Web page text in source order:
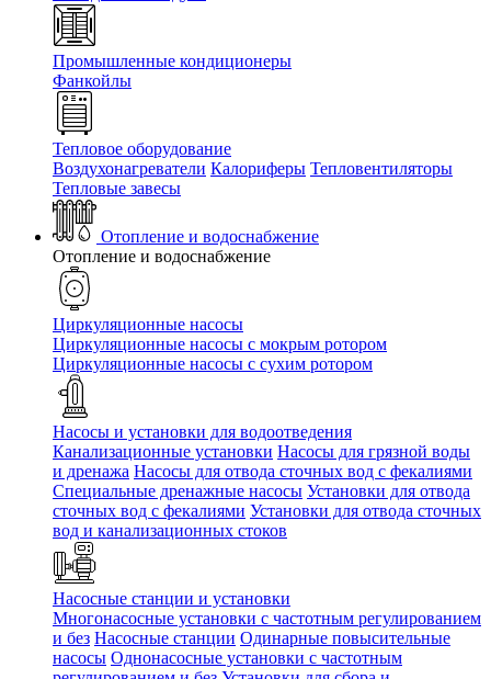
Промышленные кондиционеры
Фанкойлы
Тепловое оборудование
Воздухонагреватели Калориферы Тепловентиляторы
Тепловые завесы
Отопление и водоснабжение
Отопление и водоснабжение
Циркуляционные насосы
Циркуляционные насосы с мокрым ротором
Циркуляционные насосы с сухим ротором
Насосы и установки для водоотведения
Канализационные установки Насосы для грязной воды
и дренажа Насосы для отвода сточных вод c фекалиями
Специальные дренажные насосы Установки для отвода
сточных вод c фекалиями Установки для отвода сточных
вод и канализационных стоков
Насосные станции и установки
Многонасосные установки с частотным регулированием
и без Насосные станции Одинарные повысительные
насосы Однонасосные установки с частотным